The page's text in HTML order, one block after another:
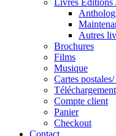
Livres Editions
Autres
Brochures
Films
Musique
Cartes
Compte client
Panier
Checkout
Contact